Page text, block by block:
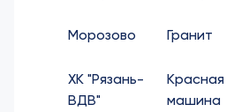
Морозово
Гранит
ХК "Рязань-
ВДВ"
Красная
машина